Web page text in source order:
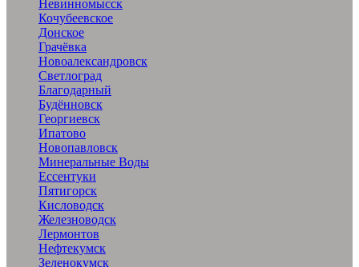
Невинномысск
Кочубеевское
Донское
Грачёвка
Новоалександровск
Светлоград
Благодарный
Будённовск
Георгиевск
Ипатово
Новопавловск
Минеральные Воды
Ессентуки
Пятигорск
Кисловодск
Железноводск
Лермонтов
Нефтекумск
Зеленокумск